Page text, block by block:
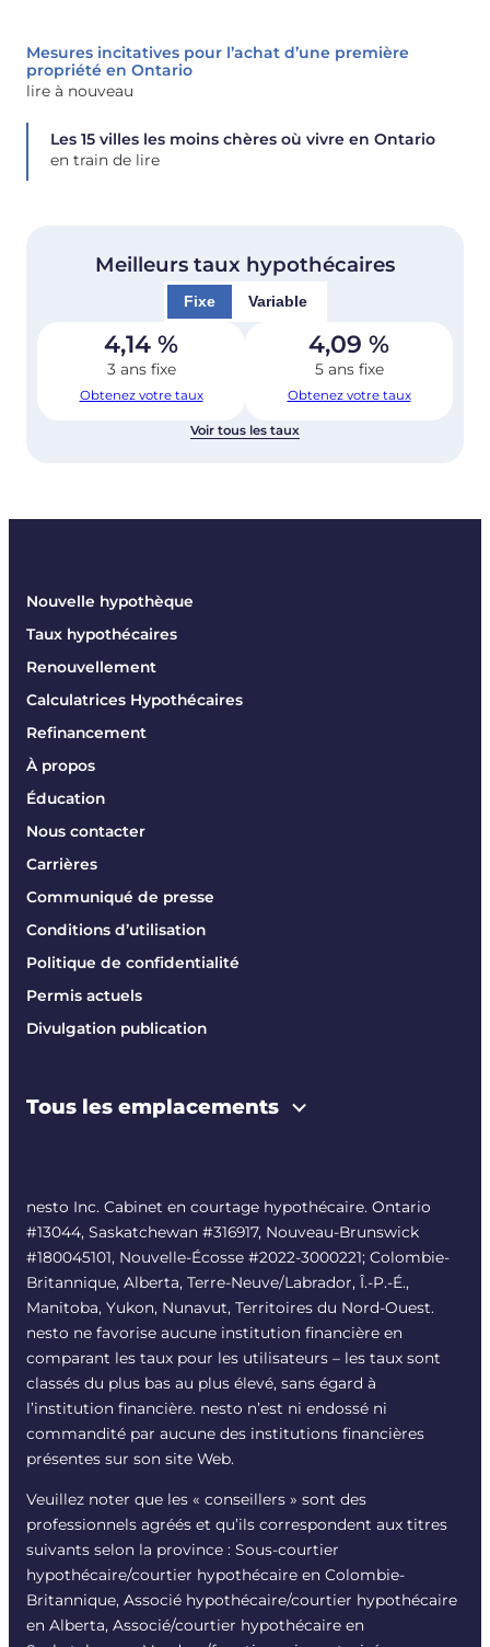
Mesures incitatives pour l’achat d’une première
propriété en Ontario
lire à nouveau
Les 15 villes les moins chères où vivre en Ontario
en train de lire
Meilleurs taux hypothécaires
Fixe Variable
4,14 %
3 ans fixe
Obtenez votre taux
4,09 %
5 ans fixe
Obtenez votre taux
Voir tous les taux
Nouvelle hypothèque
Taux hypothécaires
Renouvellement
Calculatrices Hypothécaires
Refinancement
À propos
Éducation
Nous contacter
Carrières
Communiqué de presse
Conditions d’utilisation
Politique de confidentialité
Permis actuels
Divulgation publication
Tous les emplacements
nesto Inc. Cabinet en courtage hypothécaire. Ontario
#13044, Saskatchewan #316917, Nouveau-Brunswick
#180045101, Nouvelle-Écosse #2022-3000221; Colombie-
Britannique, Alberta, Terre-Neuve/Labrador, Î.-P.-É.,
Manitoba, Yukon, Nunavut, Territoires du Nord-Ouest.
nesto ne favorise aucune institution financière en
comparant les taux pour les utilisateurs – les taux sont
classés du plus bas au plus élevé, sans égard à
l’institution financière. nesto n’est ni endossé ni
commandité par aucune des institutions financières
présentes sur son site Web.
Veuillez noter que les « conseillers » sont des
professionnels agréés et qu’ils correspondent aux titres
suivants selon la province : Sous-courtier
hypothécaire/courtier hypothécaire en Colombie-
Britannique, Associé hypothécaire/courtier hypothécaire
en Alberta, Associé/courtier hypothécaire en